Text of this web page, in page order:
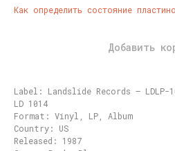
Как определить состояние
Добавить
Label: Landslide Records – LDLP-
LD 1014
Format: Vinyl, LP, Album
Country: US
Released: 1987